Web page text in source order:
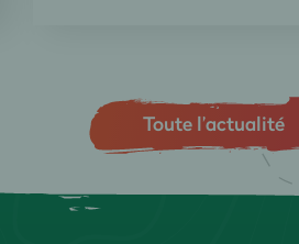
Toute l’actualité